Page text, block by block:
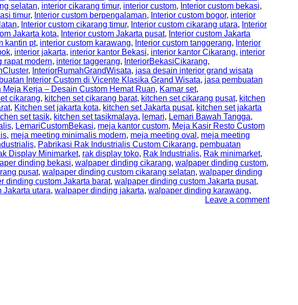
selatan, interior cikarang timur, interior custom, Interior custom bekasi,
timur, Interior custom berpengalaman, Interior custom bogor, interior
, Interior custom cikarang timur, Interior custom cikarang utara, Interior
Jakarta kota, Interior custom Jakarta pusat, Interior custom Jakarta
kantin pt, interior custom karawang, Interior custom tanggerang, Interior
, interior jakarta, interior kantor Bekasi, interior kantor Cikarang, interior
rapat modern, interior taggerang, InteriorBekasiCikarang,
, InteriorRumahGrandWisata, jasa desain interior grand wisata
Interior Custom di Vicente Klasika Grand Wisata, jasa pembuatan
Meja Kerja – Desain Custom Hemat Ruan, Kamar set,
cikarang, kitchen set cikarang barat, kitchen set cikarang pusat, kitchen
, Kitchen set jakarta kota, kitchen set Jakarta pusat, kitchen set jakarta
set tasik, kitchen set tasikmalaya, lemari, Lemari Bawah Tangga,
, LemariCustomBekasi, meja kantor custom, Meja Kasir Resto Custom
, meja meeting minimalis modern, meja meeting oval , meja meeting
, Pabrikasi Rak Industrialis Custom Cikarang, pembuatan
Display Minimarket, rak display toko, Rak Industrialis, Rak minimarket,
dinding bekasi, walpaper dinding cikarang, walpaper dinding custom,
pusat, walpaper dinding custom cikarang selatan, walpaper dinding
dinding custom Jakarta barat, walpaper dinding custom Jakarta pusat,
Jakarta utara, walpaper dinding jakarta, walpaper dinding karawang,
Leave a comment